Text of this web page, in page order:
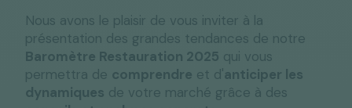
Nous avons le plaisir de vous inviter à la
présentation des grandes tendances de notre
Baromètre Restauration 2025 qui vous
permettra de comprendre et d'anticiper les
dynamiques de votre marché grâce à des